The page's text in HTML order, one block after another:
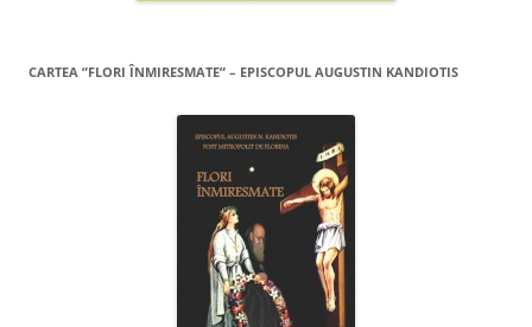
CARTEA ”FLORI ÎNMIRESMATE” – EPISCOPUL AUGUSTIN KANDIOTIS